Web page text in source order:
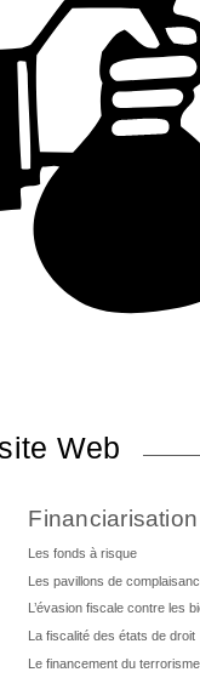
Web
Financiarisation
Les fonds à risque
Les pavillons de
L’évasion fiscale contre les
La fiscalité des états de droit
Le financement du terrorisme